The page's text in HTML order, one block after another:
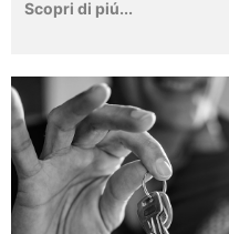
Scopri di piú...